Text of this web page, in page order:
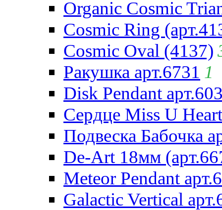
Organic Cosmic
Cosmic Ring
Cosmic Oval (4137)
Ракушка арт.6731 1
Disk Pendant
Сердце Miss U
Подвеска Бабочка
De-Art 18мм
Meteor Pendant
Galactic Vertical